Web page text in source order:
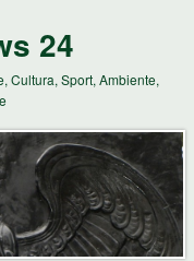
24
Cultura, Sport, Ambiente,